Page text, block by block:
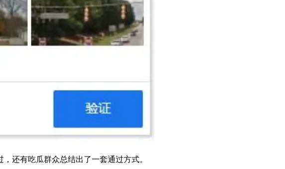
还有吃瓜群众总结出了一套通过方式。